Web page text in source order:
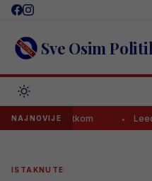
Skip
content Sve Osim
NAJNOVIJE
pogotkom Leeds od
ISTAKNUTE